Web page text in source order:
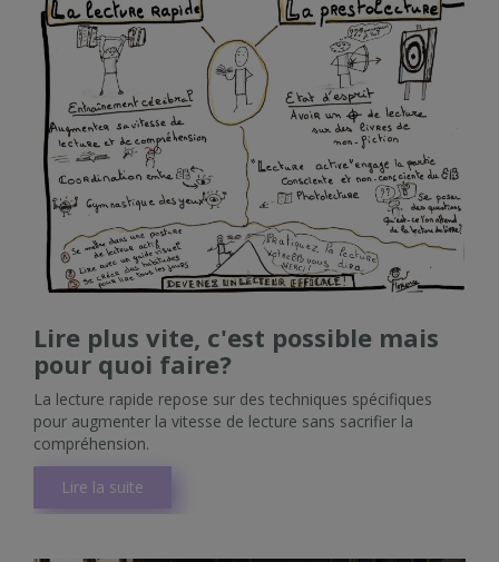
Lire plus vite, c'est possible mais
pour quoi faire?
La lecture rapide repose sur des techniques spécifiques
pour augmenter la vitesse de lecture sans sacrifier la
compréhension.
Lire la suite